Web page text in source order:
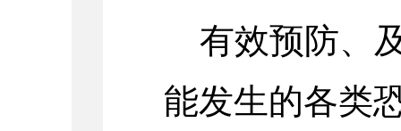
有效预防、
能发生的各类